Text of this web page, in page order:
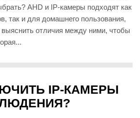
AHD и IP-камеры подходят как
так и для домашнего пользования,
отличия между ними, чтобы
IP-КАМЕРЫ